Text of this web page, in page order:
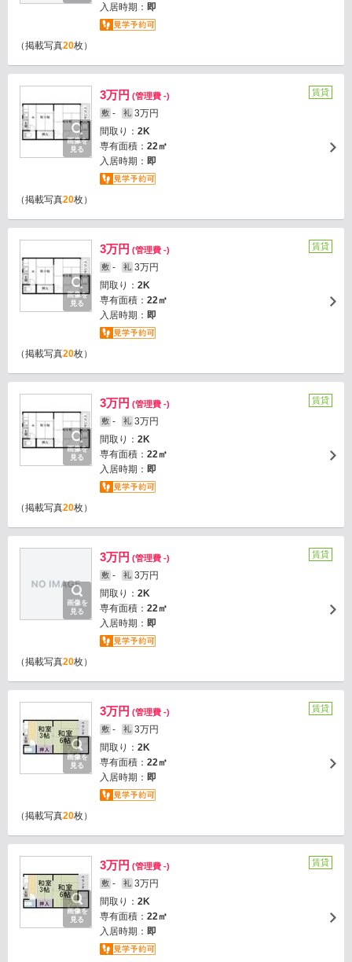
入居時期： 即
（掲載写真20枚）
画像を
見る
3万円 (管理費 -)
敷 - 礼 3万円
間取り： 2K
専有面積： 22㎡
入居時期： 即
賃貸
（掲載写真20枚）
画像を
見る
3万円 (管理費 -)
敷 - 礼 3万円
間取り： 2K
専有面積： 22㎡
入居時期： 即
賃貸
（掲載写真20枚）
画像を
見る
3万円 (管理費 -)
敷 - 礼 3万円
間取り： 2K
専有面積： 22㎡
入居時期： 即
賃貸
（掲載写真20枚）
画像を
見る
3万円 (管理費 -)
敷 - 礼 3万円
間取り： 2K
専有面積： 22㎡
入居時期： 即
賃貸
（掲載写真20枚）
画像を
見る
3万円 (管理費 -)
敷 - 礼 3万円
間取り： 2K
専有面積： 22㎡
入居時期： 即
賃貸
（掲載写真20枚）
画像を
見る
3万円 (管理費 -)
敷 - 礼 3万円
間取り： 2K
専有面積： 22㎡
入居時期： 即
賃貸